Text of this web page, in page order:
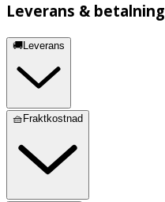
Leverans & betalning
🚚Leverans
🧺Fraktkostnad